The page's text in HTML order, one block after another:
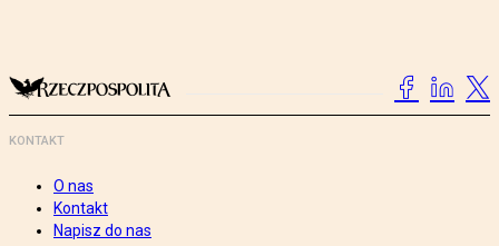
KONTAKT
O nas
Kontakt
Napisz do nas